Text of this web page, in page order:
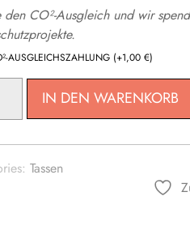
den CO²-Ausgleich und wir
AUSGLEICHSZAHLUNG (+1,00 €)
IN DEN WARENKORB
Tassen